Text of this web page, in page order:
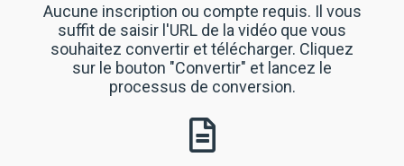
Aucune inscription ou compte requis. Il vous
suffit de saisir l'URL de la vidéo que vous
souhaitez convertir et télécharger. Cliquez
sur le bouton "Convertir" et lancez le
processus de conversion.